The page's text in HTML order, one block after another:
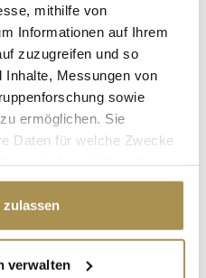
mithilfe von
Informationen auf Ihrem
zuzugreifen und so
Inhalte, Messungen von
sowie
ermöglichen. Sie
Daten für welche Zwecke
Klicken auf das Privacy
geografische Lage
verwalten